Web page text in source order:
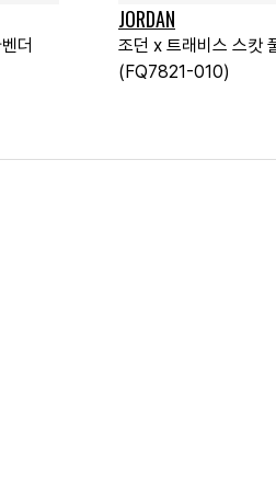
더
JORDAN
조던 x 트래비스 스캇
(FQ7821-010)